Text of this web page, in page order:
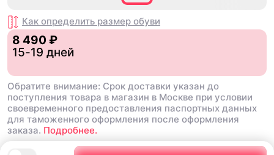
замша , это все ,но это
Как определить размер обуви
8 490 ₽
15-19 дней
Обратите внимание: Срок доставки указан до
поступления товара в магазин в Москве при условии
своевременного предоставления паспортных данных
для таможенного оформления после оформления
заказа. Подробнее.